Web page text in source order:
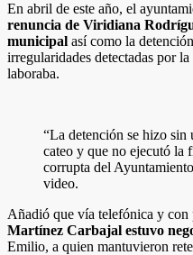
En abril de este año, el
renuncia de Viridiana
municipal así como la
irregularidades detectadas por
laboraba.
“La detención se hizo sin
cateo y que no ejecutó la
corrupta del
video.
Añadió que vía telefónica y con
Martínez Carbajal estuvo
Emilio, a quien mantuvieron